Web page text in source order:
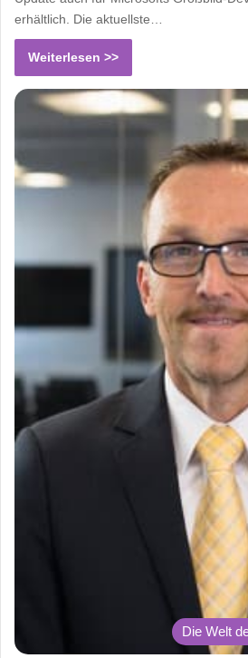
erhältlich. Die aktuellste…
Weiterlesen >>
Die Welt